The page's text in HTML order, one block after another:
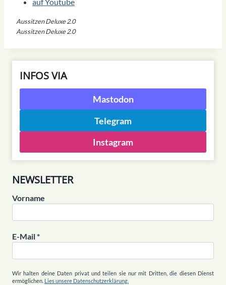
Aussitzen Deluxe 2.0
Aussitzen Deluxe 2.0
INFOS VIA
Mastodon
Telegram
Instagram
NEWSLETTER
Vorname
E-Mail*
Wir halten deine Daten privat und teilen sie nur mit Dritten, die diesen Dienst
ermöglichen. Lies unsere Datenschutzerklärung.